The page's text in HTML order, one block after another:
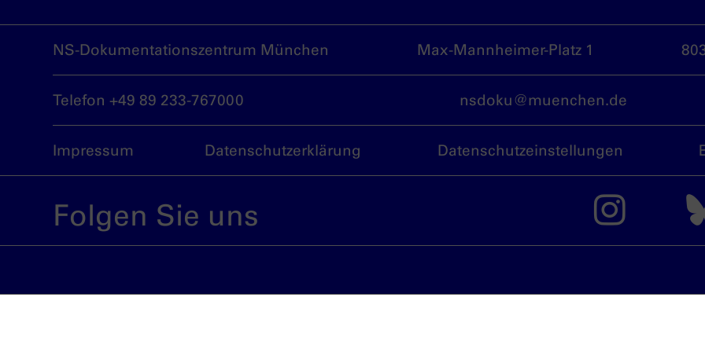
NS-Dokumentationszentrum München Max-Mannheimer-Platz 1
Telefon +49 89 233-767000 nsdoku@muenchen.de
Impressum Datenschutzerklärung Datenschutzeinstellungen
Folgen Sie uns Das